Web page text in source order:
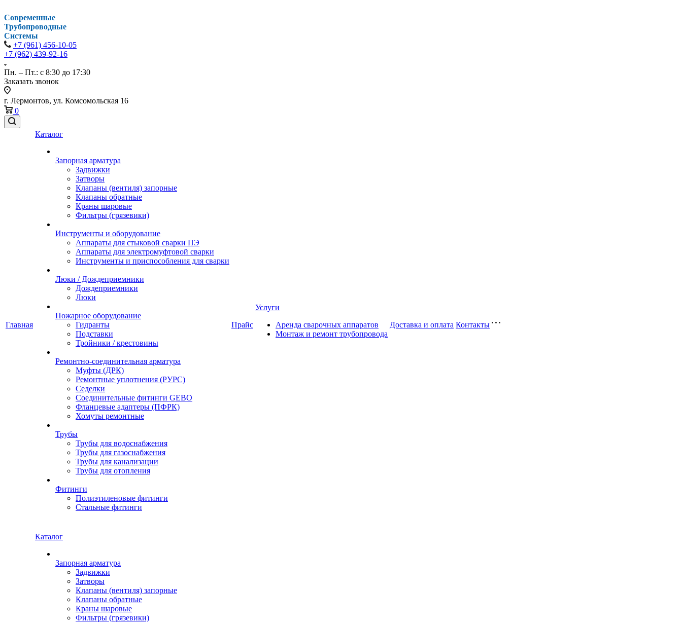
Современные
Трубопроводные
Системы
+7 (961) 456-10-05
+7 (962) 439-92-16
Пн. – Пт.: с 8:30 до 17:30
Заказать звонок
г. Лермонтов, ул. Комсомольская 16
0
Главная
Каталог
Запорная арматура
Задвижки
Затворы
Клапаны (вентиля) запорные
Клапаны обратные
Краны шаровые
Фильтры (грязевики)
Инструменты и оборудование
Аппараты для стыковой сварки ПЭ
Аппараты для электромуфтовой сварки
Инструменты и приспособления для сварки
Люки / Дождеприемники
Дождеприемники
Люки
Пожарное оборудование
Гидранты
Подставки
Тройники / крестовины
Ремонтно-соединительная арматура
Муфты (ДРК)
Ремонтные уплотнения (РУРС)
Седелки
Соединительные фитинги GEBO
Фланцевые адаптеры (ПФРК)
Хомуты ремонтные
Трубы
Трубы для водоснабжения
Трубы для газоснабжения
Трубы для канализации
Трубы для отопления
Фитинги
Полиэтиленовые фитинги
Стальные фитинги
Прайс
Услуги
Аренда сварочных аппаратов
Монтаж и ремонт трубопровода
Доставка и оплата Контакты
Каталог
Запорная арматура
Задвижки
Затворы
Клапаны (вентиля) запорные
Клапаны обратные
Краны шаровые
Фильтры (грязевики)